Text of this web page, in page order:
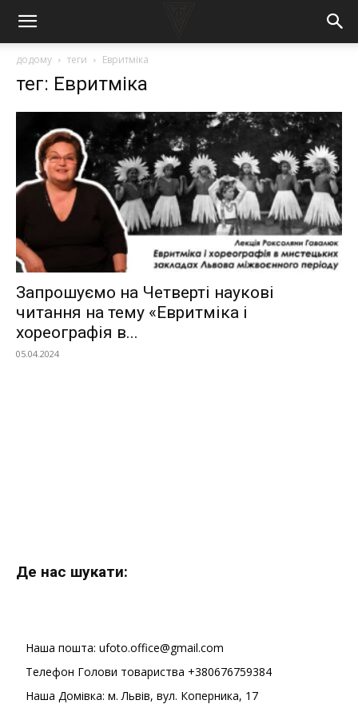
додому теги Евритміка
тег: Евритміка
Запрошуємо на Четверті наукові
читання на тему «Евритміка і
хореографія в...
05.04.2024
Де нас шукати:
Наша пошта: ufoto.office@gmail.com
Телефон Голови товариства +380676759384
Наша Домівка: м. Львів, вул. Коперника, 17